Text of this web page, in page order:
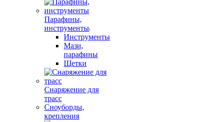
Парафины,
инструменты
Инструменты
Мази,
парафины
Щетки
Снаряжение для
трасс
Сноуборды,
крепления